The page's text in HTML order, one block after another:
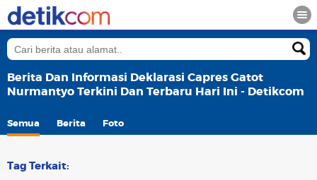
Berita Dan Informasi Deklarasi Capres Gatot
Nurmantyo Terkini Dan Terbaru Hari Ini - Detikcom
Semua Berita Foto
Tag Terkait: